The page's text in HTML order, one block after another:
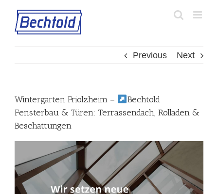
content
Previous Next
Wintergarten Friolzheim –
Bechtold
Fensterbau & Türen: Terrassendach, Rolladen &
Beschattungen